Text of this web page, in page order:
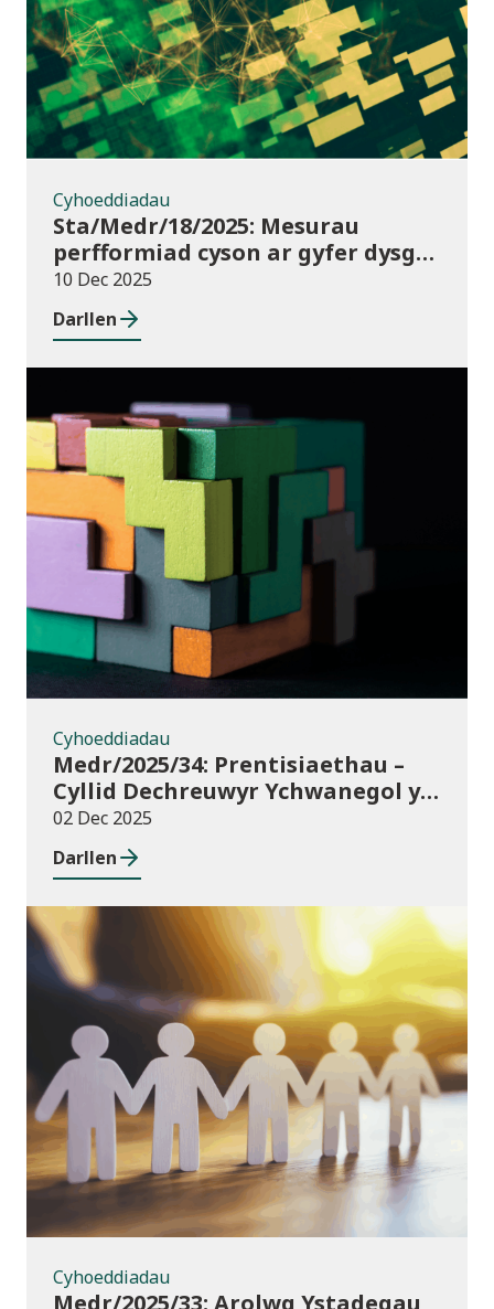
Cyhoeddiadau
Sta/Medr/18/2025: Mesurau
perfformiad cyson ar gyfer dysgu
ôl-16: Cyrchfannau dysgwyr, Awst
2021 i Orffennaf 2023
10 Dec 2025
Darllen
Cyhoeddiadau
Cyhoeddiadau
Medr/2025/34: Prentisiaethau –
Cyllid Dechreuwyr Ychwanegol y
Rhaglen Lywodraethu
02 Dec 2025
Darllen
Cyhoeddiadau
Cyhoeddiadau
Medr/2025/33: Arolwg Ystadegau